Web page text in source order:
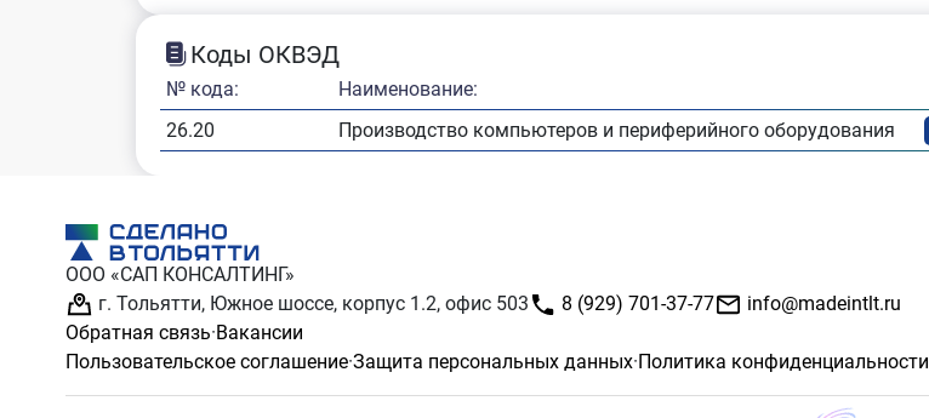
Коды ОКВЭД
№ кода:
Наименование:
26.20
Производство компьютеров и периферийного оборудования
ООО «САП КОНСАЛТИНГ»
г. Тольятти, Южное шоссе, корпус 1.2, офис 503
8 (929) 701-37-77
info@madeintlt.ru
Обратная связь·Вакансии
Пользовательское соглашение·Защита персональных данных·Политика конфиденциальности